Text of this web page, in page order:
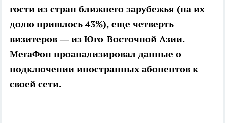
гости из стран ближнего зарубежья (на их
долю пришлось 43%), еще четверть
визитеров — из Юго-Восточной Азии.
МегаФон проанализировал данные о
подключении иностранных абонентов к
своей сети.